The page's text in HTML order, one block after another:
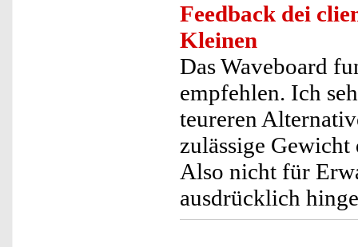
Feedback dei
Kleinen
Das Waveboard
empfehlen. Ich
teureren
zulässige
Also nicht für
ausdrücklich